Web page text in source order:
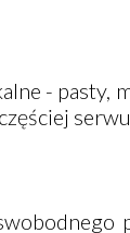
- pasty,